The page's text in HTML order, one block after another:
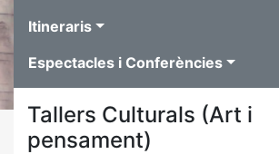
Itineraris
Espectacles i Conferències
Tallers Culturals (Art i
pensament)